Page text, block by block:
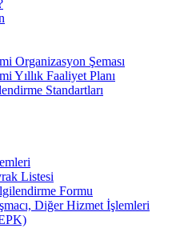
Organizasyon Şeması
Yıllık Faaliyet Planı
Standartları
Listesi
Formu
Diğer Hizmet İşlemleri